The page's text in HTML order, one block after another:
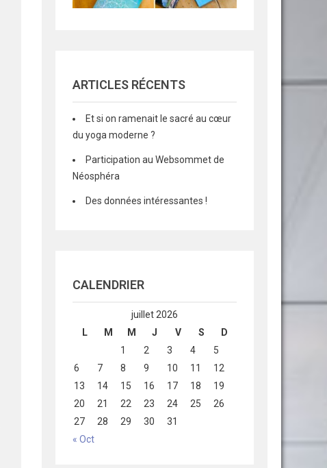
ARTICLES RÉCENTS
Et si on ramenait le sacré au cœur
du yoga moderne ?
Participation au Websommet de
Néosphéra
Des données intéressantes !
CALENDRIER
juillet 2026
L
M M J V S
D
1
2 3 4
5
6
7 8 9 10 11
12
13
14 15 16 17 18
19
20
21 22 23 24 25
26
27
28 29 30
31
« Oct